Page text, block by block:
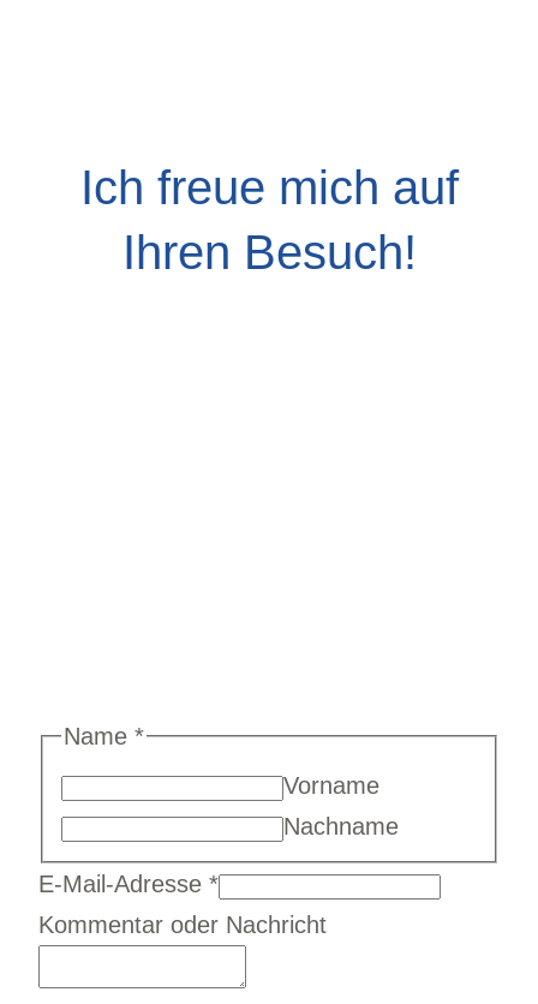
Ich freue mich auf
Ihren Besuch!
Name *
Vorname
Nachname
Nachricht
E-
E-Mail-Adresse *
Kommentar oder Nachricht